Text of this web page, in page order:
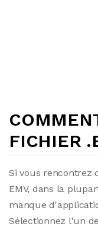
FICHIER
Si vous rencontrez
EMV, dans la
manque
Sélectionnez l'un